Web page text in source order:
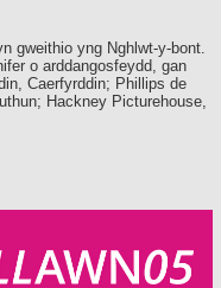
gweithio yng Nghlwt-y-bont.
o arddangosfeydd, gan
Caerfyrddin; Phillips de
Hackney Picturehouse,